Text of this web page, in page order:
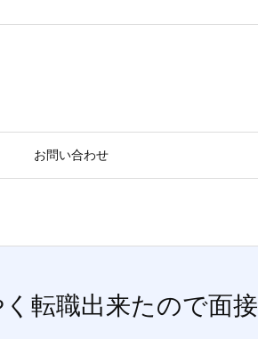
お問い合わせ
転職出来たので面接